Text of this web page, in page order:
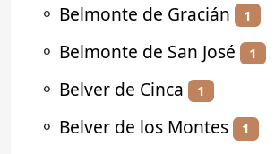
⚬ Belmonte de Gracián 1
⚬ Belmonte de San José 1
⚬ Belver de Cinca 1
⚬ Belver de los Montes 1